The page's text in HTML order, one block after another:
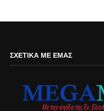
ΣΧΕΤΙΚΆ ΜΕ ΕΜΆΣ